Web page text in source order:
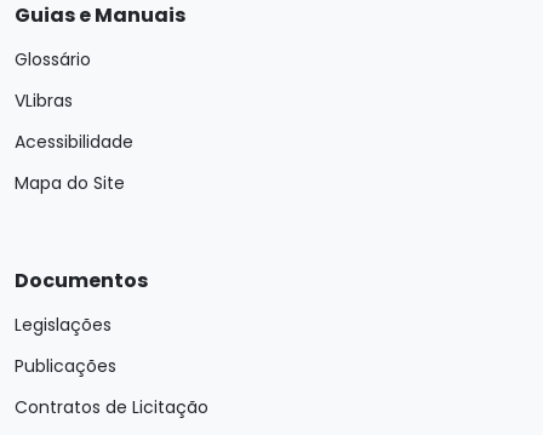
Guias e Manuais
Glossário
VLibras
Acessibilidade
Mapa do Site
Documentos
Legislações
Publicações
Contratos de Licitação